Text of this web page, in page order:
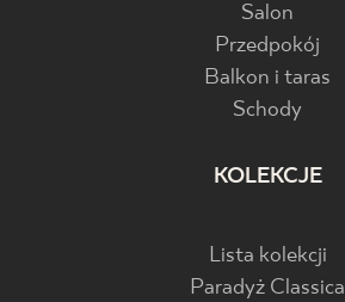
Salon
Przedpokój
Balkon i taras
Schody
KOLEKCJE
Lista kolekcji
Paradyż Classica